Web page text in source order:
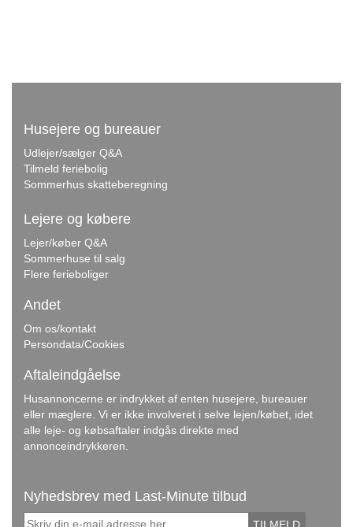
Husejere og bureauer
Udlejer/sælger Q&A
Tilmeld feriebolig
Sommerhus skatteberegning
Lejere og købere
Lejer/køber Q&A
Sommerhuse til salg
Flere ferieboliger
Andet
Om os/kontakt
Persondata/Cookies
Aftaleindgåelse
Husannoncerne er indrykket af enten husejere, bureauer
eller mæglere. Vi er ikke involveret i selve lejen/købet, idet
alle leje- og købsaftaler indgås direkte med
annonceindrykkeren.
Nyhedsbrev med Last-Minute tilbud